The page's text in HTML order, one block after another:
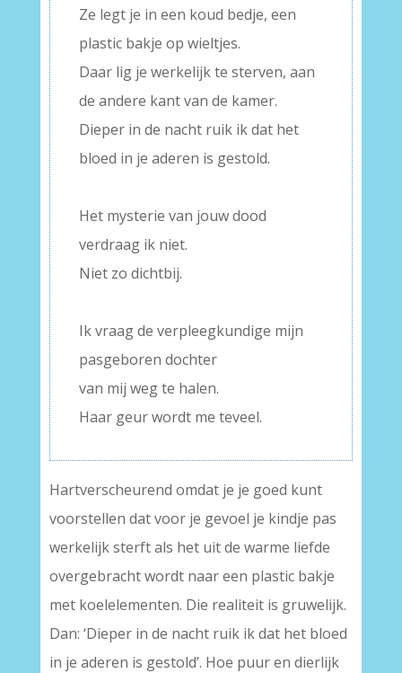
Ze legt je in een koud bedje, een
plastic bakje op wieltjes.
Daar lig je werkelijk te sterven, aan
de andere kant van de kamer.
Dieper in de nacht ruik ik dat het
bloed in je aderen is gestold.
Het mysterie van jouw dood
verdraag ik niet.
Niet zo dichtbij.
Ik vraag de verpleegkundige mijn
pasgeboren dochter
van mij weg te halen.
Haar geur wordt me teveel.
Hartverscheurend omdat je je goed kunt
voorstellen dat voor je gevoel je kindje pas
werkelijk sterft als het uit de warme liefde
overgebracht wordt naar een plastic bakje
met koelelementen. Die realiteit is gruwelijk.
Dan: ‘Dieper in de nacht ruik ik dat het bloed
in je aderen is gestold’. Hoe puur en dierlijk